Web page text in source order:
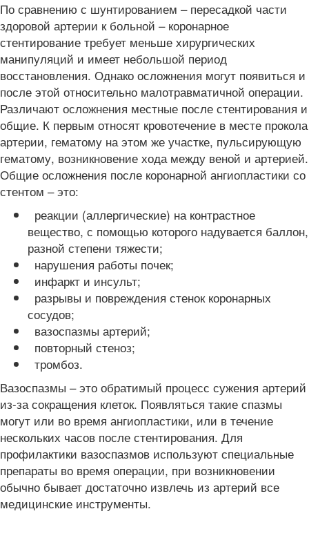
По сравнению с шунтированием – пересадкой части
здоровой артерии к больной – коронарное
стентирование требует меньше хирургических
манипуляций и имеет небольшой период
восстановления. Однако осложнения могут появиться и
после этой относительно малотравматичной операции.
Различают осложнения местные после стентирования и
общие. К первым относят кровотечение в месте прокола
артерии, гематому на этом же участке, пульсирующую
гематому, возникновение хода между веной и артерией.
Общие осложнения после коронарной ангиопластики со
стентом – это:
реакции (аллергические) на контрастное
вещество, с помощью которого надувается баллон,
разной степени тяжести;
нарушения работы почек;
инфаркт и инсульт;
разрывы и повреждения стенок коронарных
сосудов;
вазоспазмы артерий;
повторный стеноз;
тромбоз.
Вазоспазмы – это обратимый процесс сужения артерий
из-за сокращения клеток. Появляться такие спазмы
могут или во время ангиопластики, или в течение
нескольких часов после стентирования. Для
профилактики вазоспазмов используют специальные
препараты во время операции, при возникновении
обычно бывает достаточно извлечь из артерий все
медицинские инструменты.